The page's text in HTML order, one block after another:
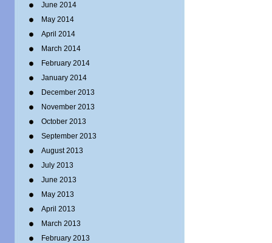
June 2014
May 2014
April 2014
March 2014
February 2014
January 2014
December 2013
November 2013
October 2013
September 2013
August 2013
July 2013
June 2013
May 2013
April 2013
March 2013
February 2013